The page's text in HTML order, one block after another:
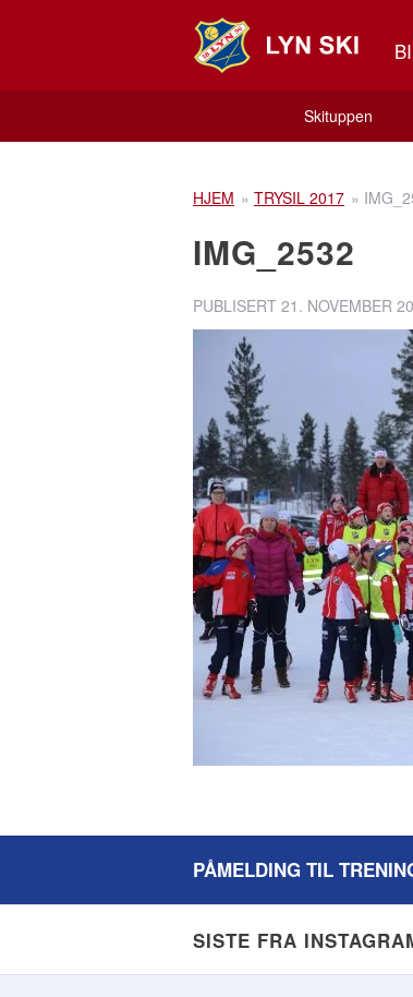
Skituppen
HJEM » TRYSIL 2017 »
IMG_2532
PUBLISERT 21. NOVEMBER
PÅMELDING TIL
SISTE FRA